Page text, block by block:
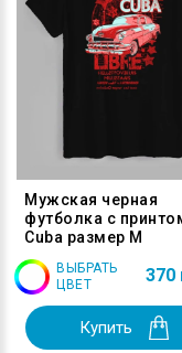
Мужская черная
футболка с
Cuba размер M
ВЫБРАТЬ
ЦВЕТ
370
Купить